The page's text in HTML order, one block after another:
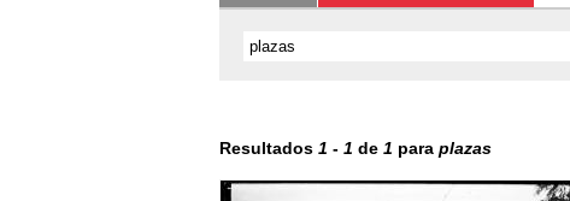
Resultados 1 - 1 de 1 para plazas